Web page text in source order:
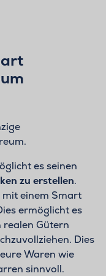
es seinen
zu erstellen.
mit einem Smart
ermöglicht es
realen Gütern
Dies
Waren wie
sinnvoll.